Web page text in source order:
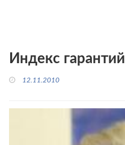
Индекс гарантий
12.11.2010